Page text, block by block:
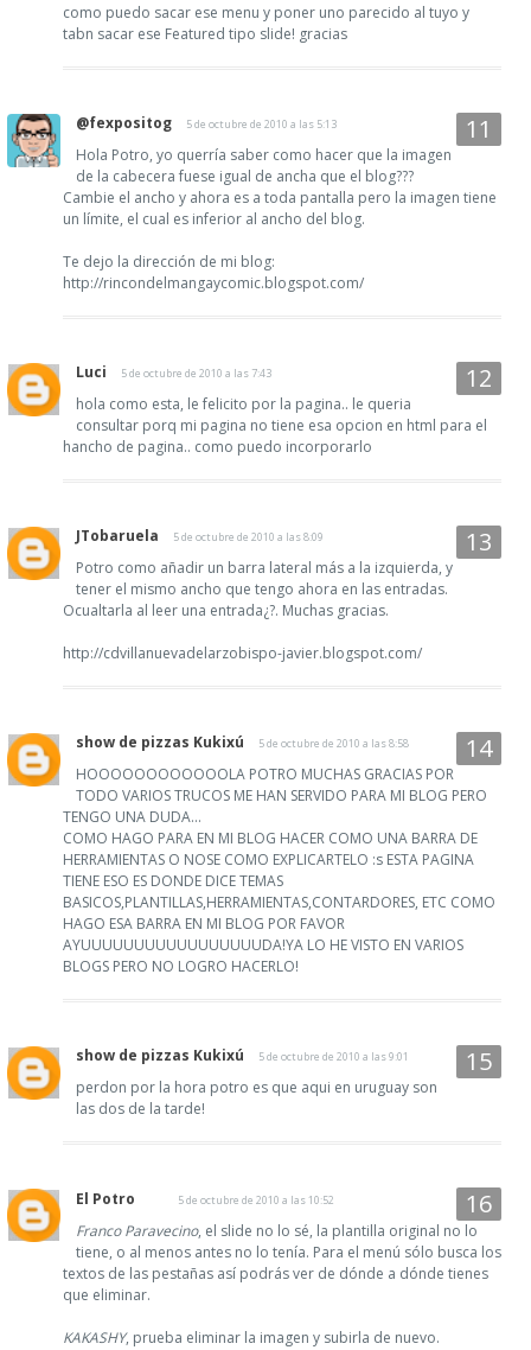
como puedo sacar ese menu y poner uno parecido al tuyo y
tabn sacar ese Featured tipo slide! gracias
@fexpositog 5 de octubre de 2010 a las 5:13
Hola Potro, yo querría saber como hacer que la imagen
de la cabecera fuese igual de ancha que el blog???
Cambie el ancho y ahora es a toda pantalla pero la imagen tiene
un límite, el cual es inferior al ancho del blog.
Te dejo la dirección de mi blog:
http://rincondelmangaycomic.blogspot.com/
Luci 5 de octubre de 2010 a las 7:43
hola como esta, le felicito por la pagina.. le queria
consultar porq mi pagina no tiene esa opcion en html para el
hancho de pagina.. como puedo incorporarlo
JTobaruela 5 de octubre de 2010 a las 8:09
Potro como añadir un barra lateral más a la izquierda, y
tener el mismo ancho que tengo ahora en las entradas.
Ocualtarla al leer una entrada¿?. Muchas gracias.
http://cdvillanuevadelarzobispo-javier.blogspot.com/
show de pizzas Kukixú 5 de octubre de 2010 a las 8:58
HOOOOOOOOOOOOLA POTRO MUCHAS GRACIAS POR
TODO VARIOS TRUCOS ME HAN SERVIDO PARA MI BLOG PERO
TENGO UNA DUDA...
COMO HAGO PARA EN MI BLOG HACER COMO UNA BARRA DE
HERRAMIENTAS O NOSE COMO EXPLICARTELO :s ESTA PAGINA
TIENE ESO ES DONDE DICE TEMAS
BASICOS,PLANTILLAS,HERRAMIENTAS,CONTARDORES, ETC COMO
HAGO ESA BARRA EN MI BLOG POR FAVOR
AYUUUUUUUUUUUUUUUUUDA!YA LO HE VISTO EN VARIOS
BLOGS PERO NO LOGRO HACERLO!
show de pizzas Kukixú 5 de octubre de 2010 a las 9:01
perdon por la hora potro es que aqui en uruguay son
las dos de la tarde!
El Potro 5 de octubre de 2010 a las 10:52
Franco Paravecino, el slide no lo sé, la plantilla original no lo
tiene, o al menos antes no lo tenía. Para el menú sólo busca los
textos de las pestañas así podrás ver de dónde a dónde tienes
que eliminar.
KAKASHY, prueba eliminar la imagen y subirla de nuevo.